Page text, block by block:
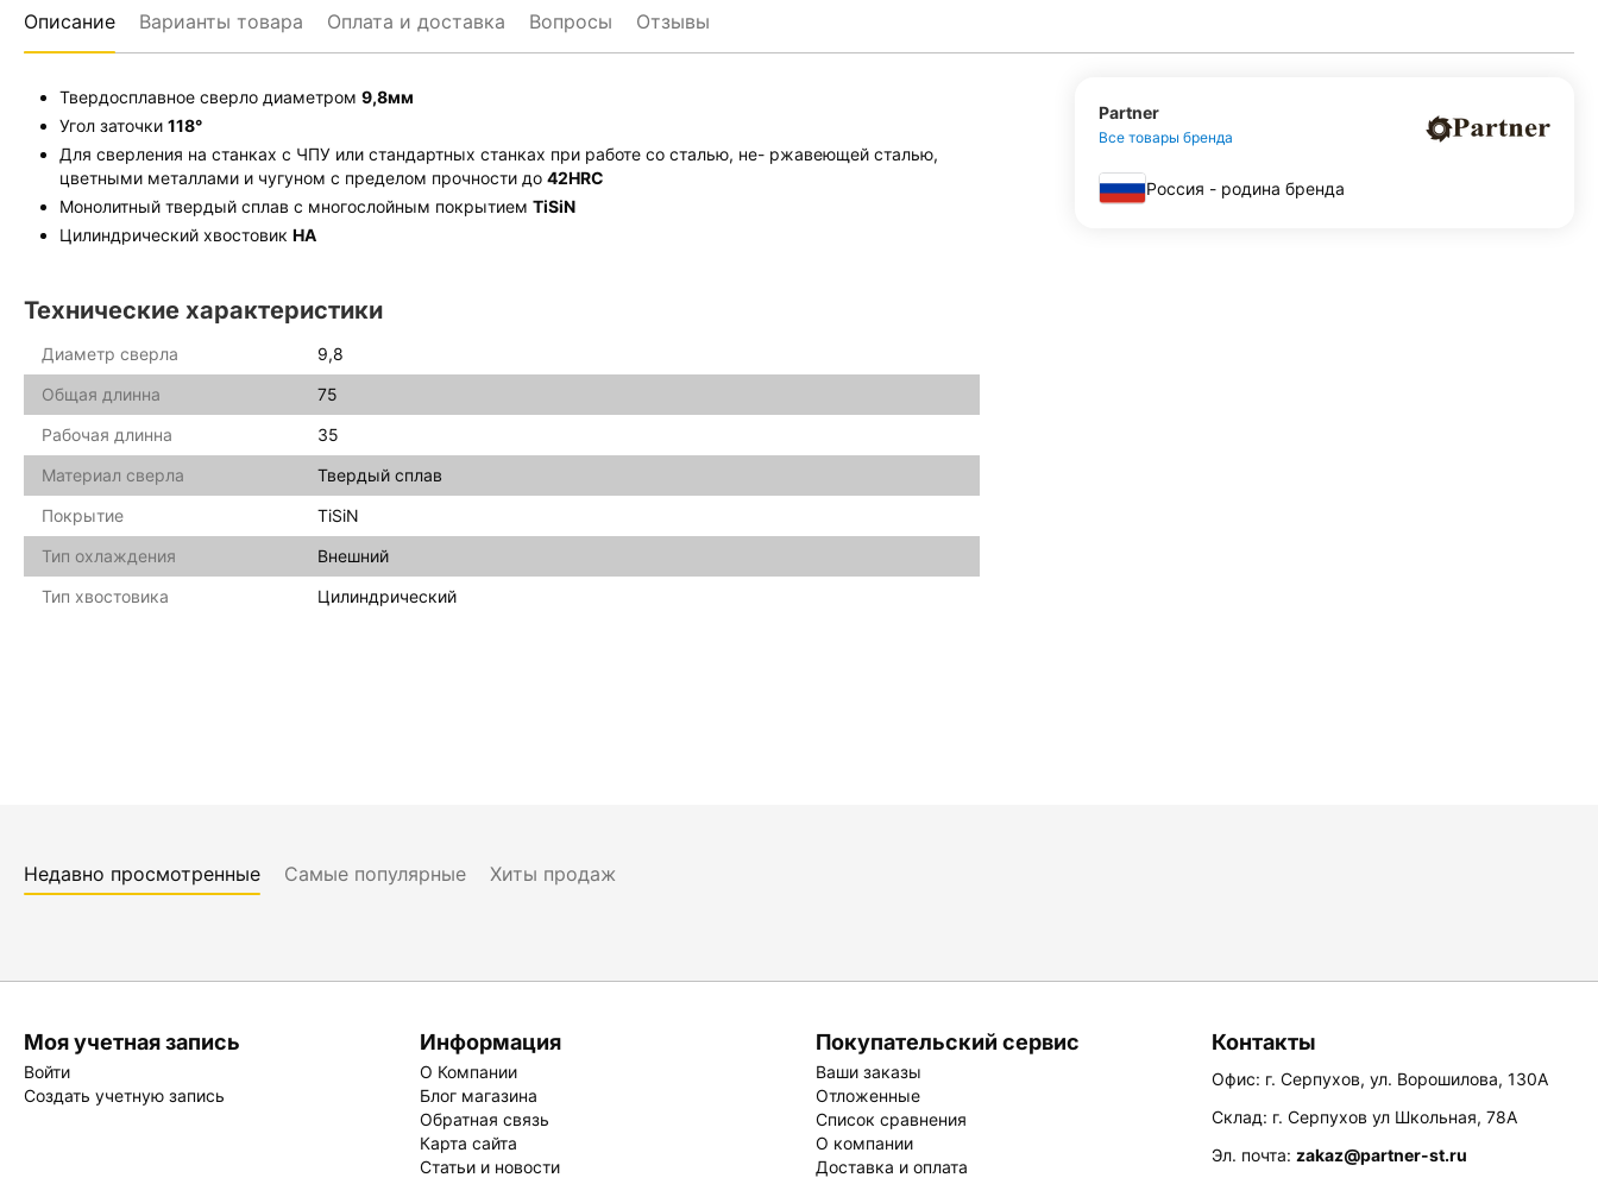
Описание Варианты товара Оплата и доставка Вопросы Отзывы
Твердосплавное сверло диаметром 9,8мм
Угол заточки 118°
Для сверления на станках с ЧПУ или стандартных станках при работе со сталью, не- ржавеющей сталью,
цветными металлами и чугуном с пределом прочности до 42HRC
Монолитный твердый сплав с многослойным покрытием TiSiN
Цилиндрический хвостовик HA
Технические характеристики
Диаметр сверла
9,8
Общая длинна
75
Рабочая длинна
35
Материал сверла
Твердый сплав
Покрытие
TiSiN
Тип охлаждения
Внешний
Тип хвостовика
Цилиндрический
Partner
Все товары бренда
Россия - родина бренда
Недавно просмотренные Самые популярные Хиты продаж
Моя учетная запись
Войти
Создать учетную запись
Информация
О Компании
Блог магазина
Обратная связь
Карта сайта
Статьи и новости
Покупательский сервис
Ваши заказы
Отложенные
Список сравнения
О компании
Доставка и оплата
Контакты
Офис: г. Серпухов, ул. Ворошилова, 130А
Склад: г. Серпухов ул Школьная, 78А
Эл. почта: zakaz@partner-st.ru